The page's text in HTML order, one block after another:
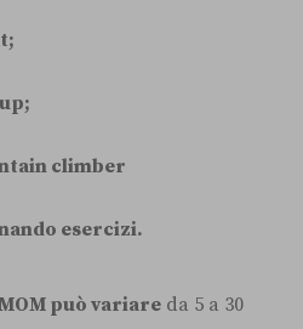
climber
esercizi.
può variare da 5 a 30